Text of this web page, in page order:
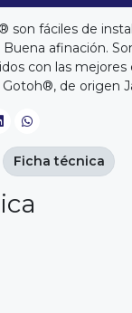
son fáciles de
afinación.
con las
de origen
Ficha técnica